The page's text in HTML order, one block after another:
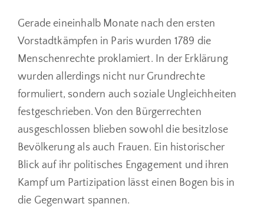
Gerade eineinhalb Monate nach den ersten
Vorstadtkämpfen in Paris wurden 1789 die
Menschenrechte proklamiert. In der Erklärung
wurden allerdings nicht nur Grundrechte
formuliert, sondern auch soziale Ungleichheiten
festgeschrieben. Von den Bürgerrechten
ausgeschlossen blieben sowohl die besitzlose
Bevölkerung als auch Frauen. Ein historischer
Blick auf ihr politisches Engagement und ihren
Kampf um Partizipation lässt einen Bogen bis in
die Gegenwart spannen.